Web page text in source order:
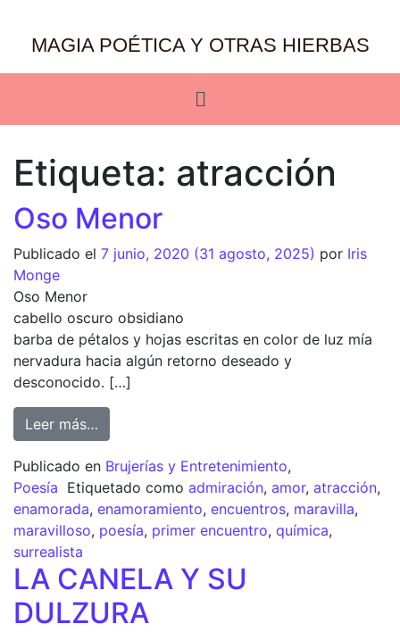
MAGIA POÉTICA Y OTRAS HIERBAS
Etiqueta: atracción
Oso Menor
Publicado el 7 junio, 2020 (31 agosto, 2025) por Iris
Monge
Oso Menor
cabello oscuro obsidiano
barba de pétalos y hojas escritas en color de luz mía
nervadura hacia algún retorno deseado y
desconocido. […]
Leer más…
Publicado en Brujerías y Entretenimiento,
Poesía Etiquetado como admiración, amor, atracción,
enamorada, enamoramiento, encuentros, maravilla,
maravilloso, poesía, primer encuentro, química,
surrealista
LA CANELA Y SU
DULZURA